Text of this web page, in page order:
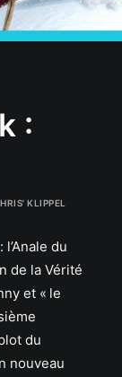
:
KLIPPEL
du
de la Vérité
et « le
du
nouveau